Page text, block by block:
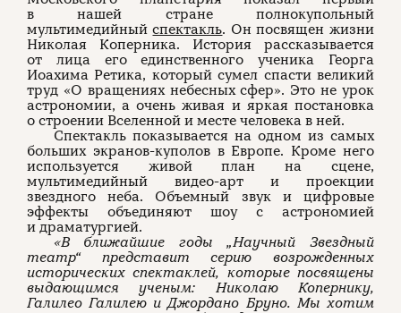
в нашей стране полнокупольный
мультимедийныйспектакль. Он посвящен жизни
Николая Коперника. История рассказывается
от лица его единственного ученика Георга
Иоахима Ретика, который сумел спасти великий
труд «О вращениях небесных сфер». Это не урок
астрономии, а очень живая и яркая постановка
о строении Вселенной и месте человека в ней.
Спектакль показывается на одном из самых
больших экранов-куполов в Европе. Кроме него
используется живой план на сцене,
мультимедийный видео-арт и проекции
звездного неба. Объемный звук и цифровые
эффекты объединяют шоу с астрономией
и драматургией.
«В ближайшие годы „Научный Звездный
театр“представит серию возрожденных
исторических спектаклей, которые посвящены
выдающимся ученым: Николаю Копернику,
Галилео Галилею и Джордано Бруно. Мы хотим